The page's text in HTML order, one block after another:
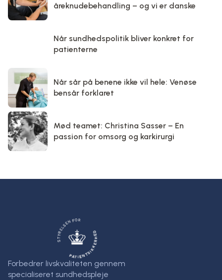
åreknudebehandling – og vi er danske
Når sundhedspolitik bliver konkret for
patienterne
Når sår på benene ikke vil hele: Venøse
bensår forklaret
Mød teamet: Christina Sasser – En
passion for omsorg og karkirurgi
Forbedrer livskvaliteten gennem
specialiseret sundhedspleje